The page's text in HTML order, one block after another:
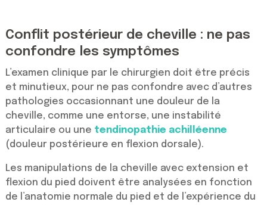
Conflit postérieur de cheville : ne pas
confondre les symptômes
L’examen clinique par le chirurgien doit être précis
et minutieux, pour ne pas confondre avec d’autres
pathologies occasionnant une douleur de la
cheville, comme une entorse, une instabilité
articulaire ou une tendinopathie achilléenne
(douleur postérieure en flexion dorsale).
Les manipulations de la cheville avec extension et
flexion du pied doivent être analysées en fonction
de l’anatomie normale du pied et de l’expérience du